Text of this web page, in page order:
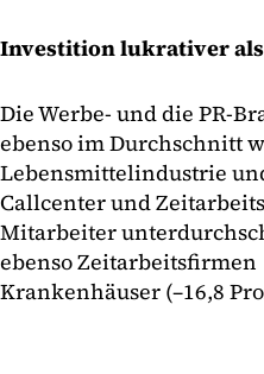
Investition lukrativer
Die Werbe- und die PR-
ebenso im Durchschnitt
Lebensmittelindustrie
Callcenter und
Mitarbeiter
ebenso Zeitarbeitsfirmen
Krankenhäuser (–16,8